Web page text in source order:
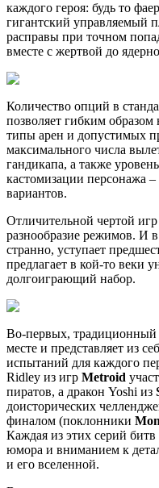
каждого героя: будь то
гигантский управляемый
расправы при точном
вместе с жертвой до
Количество опций в
позволяет гибким образом
типы арен и допустимых
максимального числа
гандикапа, а также
кастомизации персонажа –
вариантов.
Отличительной чертой игр
разнообразие режимов. И
странно, уступает
предлагает в кой-то веки
долгоиграющий набор.
Во-первых,
месте и представляет из
испытаний для каждого
Ridley из игр Metroid
пиратов, а дракон Yoshi из
доисторических
финалом (поклонники
Каждая из этих серий
юмора и вниманием к
и его вселенной.